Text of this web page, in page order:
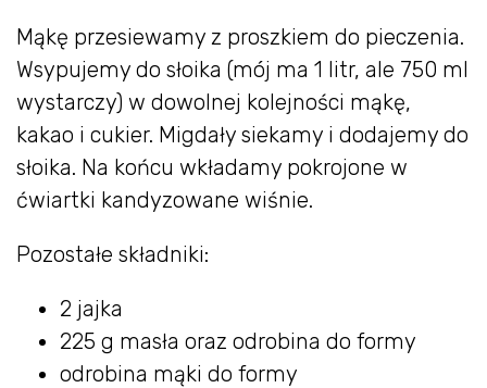
Mąkę przesiewamy z proszkiem do pieczenia.
Wsypujemy do słoika (mój ma 1 litr, ale 750 ml
wystarczy) w dowolnej kolejności mąkę,
kakao i cukier. Migdały siekamy i dodajemy do
słoika. Na końcu wkładamy pokrojone w
ćwiartki kandyzowane wiśnie.
Pozostałe składniki:
2 jajka
225 g masła oraz odrobina do formy
odrobina mąki do formy